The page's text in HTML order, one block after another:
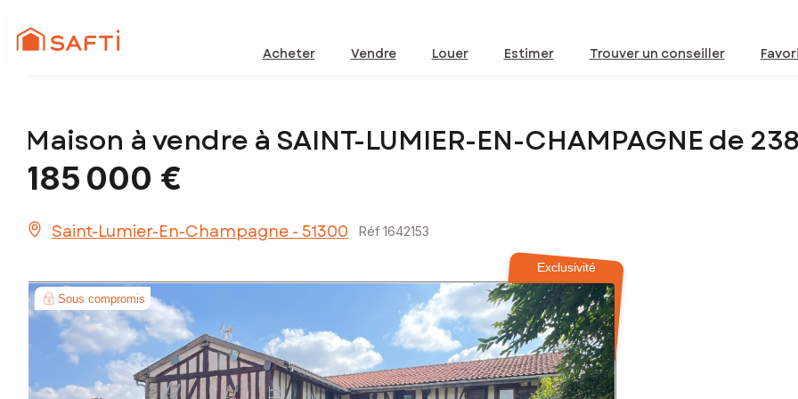
Acheter Vendre Louer Estimer Trouver un conseiller
Maison à vendre à SAINT-LUMIER-EN-CHAMPAGNE de
185 000 €
Saint-Lumier-En-Champagne - 51300 Réf 1642153
Exclusivité
Sous compromis